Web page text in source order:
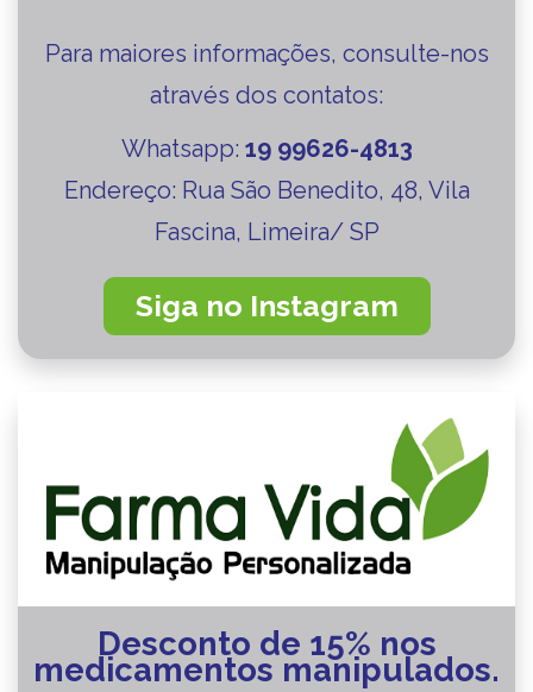
Para maiores informações, consulte-nos
através dos contatos:
Whatsapp: 19 99626-4813
Endereço: Rua São Benedito, 48, Vila
Fascina, Limeira/ SP
Siga no Instagram
Desconto de 15% nos
medicamentos manipulados.